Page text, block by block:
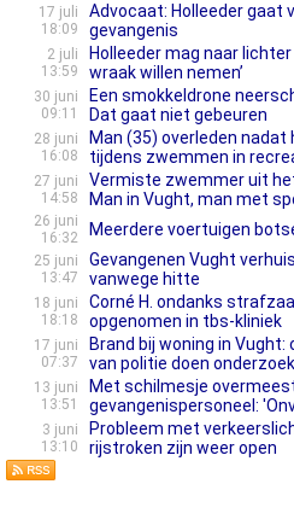
17 juli
18:09
Advocaat: Holleeder gaat
gevangenis
2 juli
13:59
Holleeder mag naar
wraak willen nemen’
30 juni
09:11
Een smokkeldrone
Dat gaat niet gebeuren
28 juni
16:08
Man (35) overleden nadat
tijdens zwemmen in
27 juni
14:58
Vermiste zwemmer uit
Man in Vught, man met
26 juni
16:32
Meerdere voertuigen
25 juni
13:47
Gevangenen Vught
vanwege hitte
18 juni
18:18
Corné H. ondanks
opgenomen in tbs-kliniek
17 juni
07:37
Brand bij woning in
van politie doen onderzoek
13 juni
13:51
Met schilmesje
gevangenispersoneel:
3 juni
13:10
Probleem met
rijstroken zijn weer open